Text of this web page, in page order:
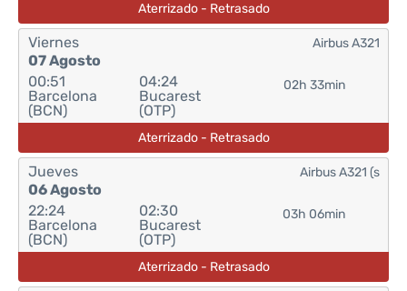
Aterrizado - Retrasado
Viernes
07 Agosto
00:51
Barcelona
(BCN)
04:24
Bucarest
(OTP)
02h 33min
Airbus A321
Aterrizado - Retrasado
Jueves
06 Agosto
22:24
Barcelona
(BCN)
02:30
Bucarest
(OTP)
03h 06min
Airbus A321 (s
Aterrizado - Retrasado